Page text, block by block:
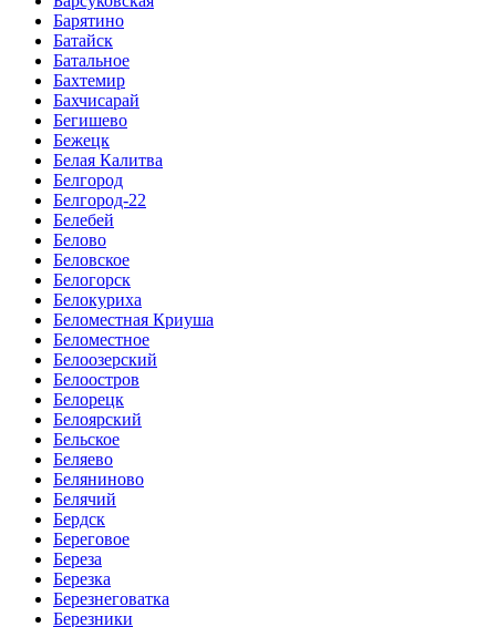
Барятино
Батайск
Батальное
Бахтемир
Бахчисарай
Бегишево
Бежецк
Белая Калитва
Белгород
Белгород-22
Белебей
Белово
Беловское
Белогорск
Белокуриха
Беломестная Криуша
Беломестное
Белоозерский
Белоостров
Белорецк
Белоярский
Бельское
Беляево
Беляниново
Белячий
Бердск
Береговое
Береза
Березка
Березнеговатка
Березники